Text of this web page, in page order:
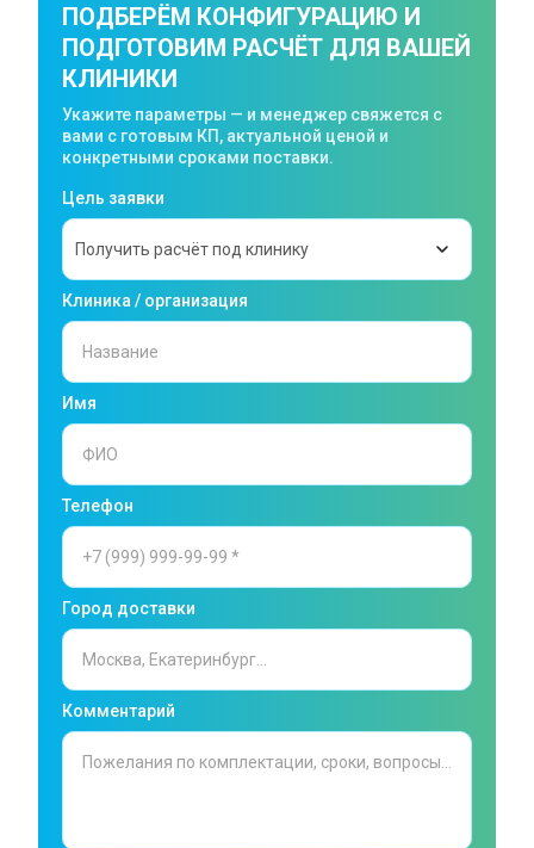
ПОДБЕРЁМ КОНФИГУРАЦИЮ И
ПОДГОТОВИМ РАСЧЁТ ДЛЯ ВАШЕЙ
КЛИНИКИ
Укажите параметры — и менеджер свяжется с
вами с готовым КП, актуальной ценой и
конкретными сроками поставки.
Цель заявки
Клиника / организация
Имя
Телефон
Город доставки
Комментарий